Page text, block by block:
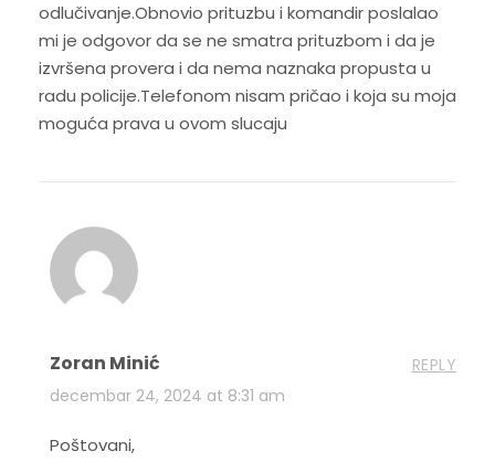
odlučivanje.Obnovio prituzbu i komandir poslalao
mi je odgovor da se ne smatra prituzbom i da je
izvršena provera i da nema naznaka propusta u
radu policije.Telefonom nisam pričao i koja su moja
moguća prava u ovom slucaju
Zoran Minić
decembar 24, 2024 at 8:31 am
REPLY
Poštovani,